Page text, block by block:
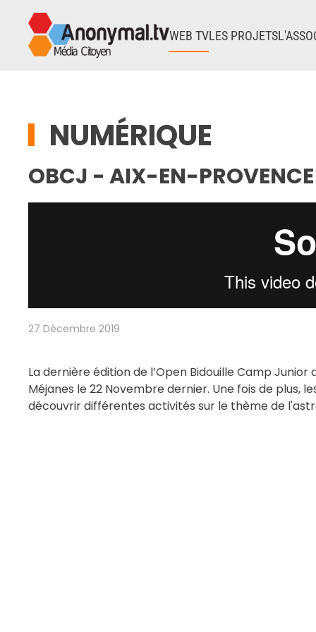
Accéder au contenu principal
WEB TVLES PROJETS
NUMÉRIQUE
OBCJ - AIX-EN-PROVENCE
27 Décembre 2019
La dernière édition de l’Open Bidouille Camp
Méjanes le 22 Novembre dernier. Une fois de plus,
découvrir différentes activités sur le thème de